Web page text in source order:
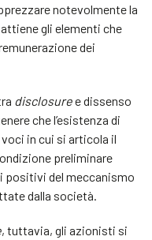
notevolmente la
gli elementi che
dei
disclosuree dissenso
che l’esistenza di
in cui si articola il
preliminare
del meccanismo
dalla società.
, tuttavia, gli azionisti si